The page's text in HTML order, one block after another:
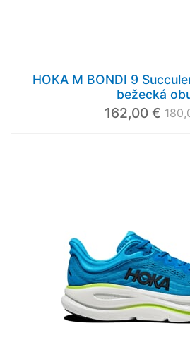
HOKA M BONDI 9
bežecká
162,00 €